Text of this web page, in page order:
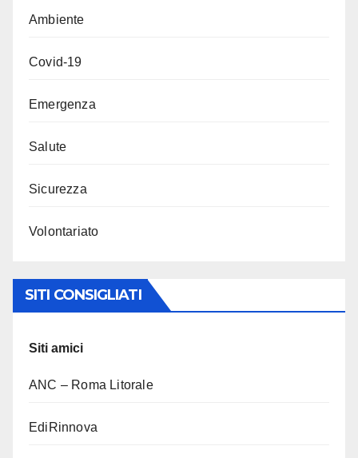
Ambiente
Covid-19
Emergenza
Salute
Sicurezza
Volontariato
SITI CONSIGLIATI
Siti amici
ANC – Roma Litorale
EdiRinnova